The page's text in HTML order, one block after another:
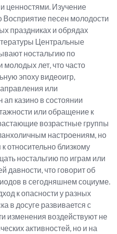
ценностями. Изучение
песен молодости
праздниках и обрядах
Центральные
ностальгию по
молодых лет, что часто
эпоху видеоигр,
или
казино в состоянии
или обращение к
возрастные группы
настроениям, но
к относительно близкому
ностальгию по играм или
давности, что говорит об
в сегодняшнем социуме.
к опасности у разных
в досуге развивается с
изменения воздействуют не
активностей, но и на